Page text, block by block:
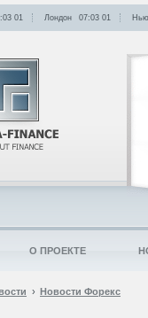
Новости Форекс
01 Лондон 07:03 01
О ПРОЕКТЕ